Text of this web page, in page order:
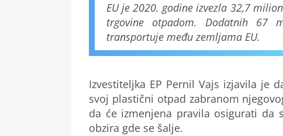
EU je 2020. godine izvezla 32,7
trgovine otpadom. Dodatnih 67
transportuje među zemljama EU.
Izvestiteljka EP Pernil Vajs izjavila je
svoj plastični otpad zabranom
da će izmenjena pravila osigurati da
obzira gde se šalje.